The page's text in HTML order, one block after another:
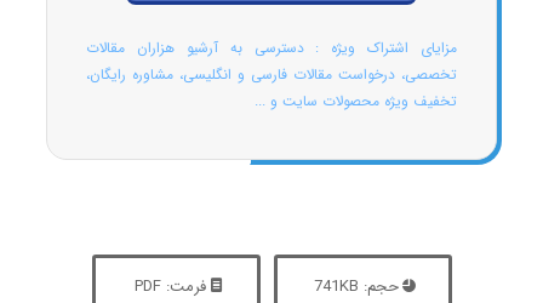
مزایای اشتراک ویژه : دسترسی به آرشیو هزاران مقالات
تخصصی، درخواست مقالات فارسی و انگلیسی، مشاوره رایگان،
تخفیف ویژه محصولات سایت و ...
حجم: 741KB فرمت: PDF